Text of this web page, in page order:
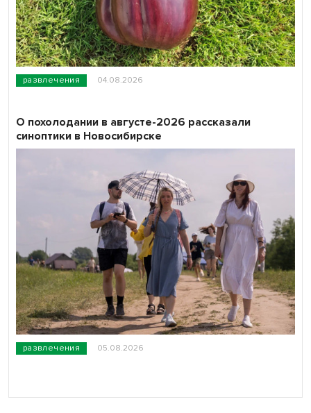
развлечения 04.08.2026
развлечения 05.08.2026
О похолодании в августе-2026 рассказали
синоптики в Новосибирске